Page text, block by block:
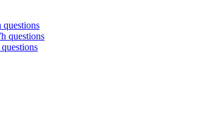
questions